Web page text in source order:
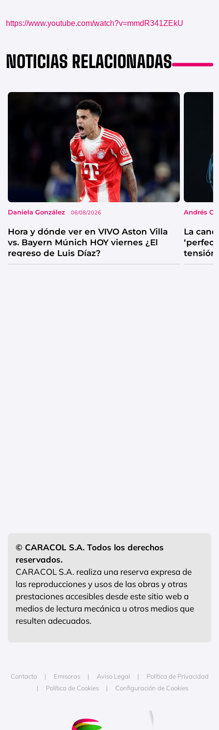
https://www.youtube.com/watch?v=mmdR341ZEkU
NOTICIAS RELACIONADAS
Daniela González 06/08/2026
Hora y dónde ver en VIVO Aston Villa
vs. Bayern Múnich HOY viernes ¿El
regreso de Luis Díaz?
Andrés
La
tensión
catarsis
© CARACOL S.A. Todos los derechos
reservados.
CARACOL S.A. realiza una reserva expresa de
las reproducciones y usos de las obras y otras
prestaciones accesibles desde este sitio web a
medios de lectura mecánica u otros medios que
resulten adecuados.
Contacta Emisoras Aviso Legal
Política de Privacidad
Política de Cookies
Configuración de Cookies